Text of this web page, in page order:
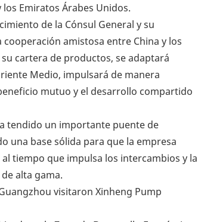
Emiratos Árabes Unidos.
de la Cónsul General y su
amistosa entre China y los
cartera de productos, se adaptará
Medio, impulsará de manera
mutuo y el desarrollo compartido
tendido un importante puente de
una base sólida para que la empresa
tiempo que impulsa los intercambios y la
alta gama.